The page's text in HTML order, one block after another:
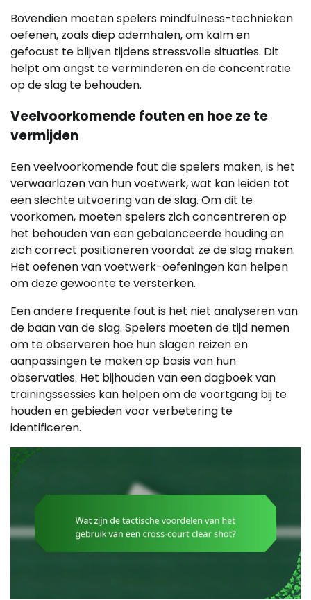
Bovendien moeten spelers mindfulness-technieken
oefenen, zoals diep ademhalen, om kalm en
gefocust te blijven tijdens stressvolle situaties. Dit
helpt om angst te verminderen en de concentratie
op de slag te behouden.
Veelvoorkomende fouten en hoe ze te
vermijden
Een veelvoorkomende fout die spelers maken, is het
verwaarlozen van hun voetwerk, wat kan leiden tot
een slechte uitvoering van de slag. Om dit te
voorkomen, moeten spelers zich concentreren op
het behouden van een gebalanceerde houding en
zich correct positioneren voordat ze de slag maken.
Het oefenen van voetwerk-oefeningen kan helpen
om deze gewoonte te versterken.
Een andere frequente fout is het niet analyseren van
de baan van de slag. Spelers moeten de tijd nemen
om te observeren hoe hun slagen reizen en
aanpassingen te maken op basis van hun
observaties. Het bijhouden van een dagboek van
trainingssessies kan helpen om de voortgang bij te
houden en gebieden voor verbetering te
identificeren.